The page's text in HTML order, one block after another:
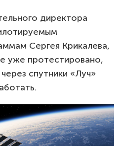
директора
Сергея Крикалева,
уже протестировано,
спутники «Луч»